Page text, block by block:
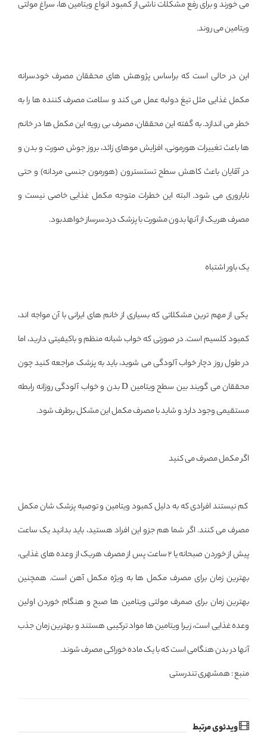
می خورند و برای رفع مشکلات ناشی از کمبود انواع ویتامین ها، سراغ مولتی
ویتامین می روند.
این در حالی است که براساس پژوهش های محققان مصرف خودسرانه
مکمل غذایی مثل تیغ دولبه عمل می کند و سلامت مصرف کننده ها را به
خطر می اندازد. به گفته این محققان، مصرف بی رویه این مکمل ها در خانم
ها باعث تغییرات هورمونی، افزایش موهای زائد، بروز جوش صورت و بدن و
در آقایان باعث کاهش سطح تستسترون (هورمون جنسی مردانه) و حتی
ناباروری می شود. البته این خطرات متوجه مکمل غذایی خاصی نیست و
مصرف هریک از آنها بدون مشورت با پزشک دردسرساز خواهدبود.
یک باور اشتباه
یکی از مهم ترین مشکلاتی که بسیاری از خانم های ایرانی با آن مواجه اند،
کمبود کلسیم است. در صورتی که خواب شبانه منظم و باکیفیتی دارید، اما
در طول روز دچار خواب آلودگی می شوید، باید به پزشک مراجعه کنید چون
محققان می گویند بین سطح ویتامین D بدن و خواب آلودگی روزانه رابطه
مستقیمی وجود دارد و شاید با مصرف مکمل این مشکل برطرف شود.
اگر مکمل مصرف می کنید
کم نیستند افرادی که به دلیل کمبود ویتامین و توصیه پزشک شان مکمل
مصرف می کنند. اگر شما هم جزو این افراد هستید، باید بدانید یک ساعت
پیش از خوردن صبحانه یا 2 ساعت پس از مصرف هریک از وعده های غذایی،
بهترین زمان برای مصرف مکمل ها به ویژه مکمل آهن است. همچنین
بهترین زمان برای صمرف مولتی ویتامین ها صبح و هنگام خوردن اولین
وعده غذایی است، زیرا ویتامین ها مواد ترکیبی هستند و بهترین زمان جذب
آنها در بدن هنگامی است که با یک ماده خوراکی مصرف شوند.
منبع : همشهری تندرستی
ویدئوی مرتبط